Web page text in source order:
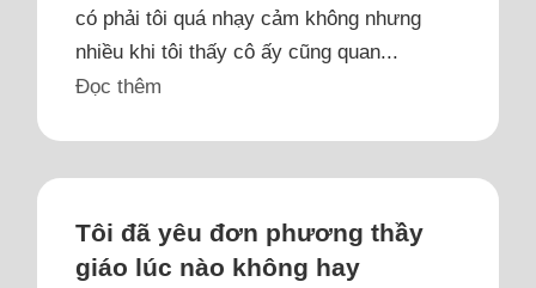
có phải tôi quá nhạy cảm không nhưng
nhiều khi tôi thấy cô ấy cũng quan...
Đọc thêm
Tôi đã yêu đơn phương thầy
giáo lúc nào không hay